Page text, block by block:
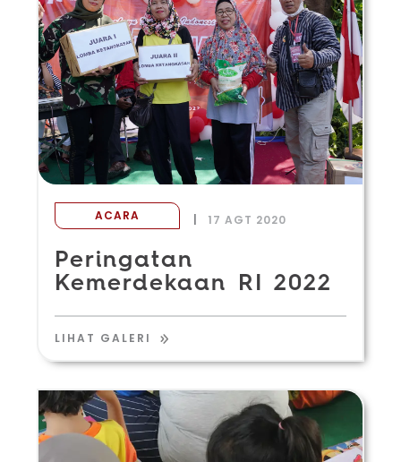
ACARA 17 AGT 2020
Peringatan
Kemerdekaan RI 2022
LIHAT GALERI